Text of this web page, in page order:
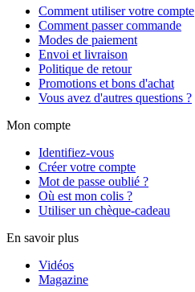
Comment utiliser votre compte
Comment passer commande
Modes de paiement
Envoi et livraison
Politique de retour
Promotions et bons d'achat
Vous avez d'autres questions ?
Mon compte
Identifiez-vous
Créer votre compte
Mot de passe oublié ?
Où est mon colis ?
Utiliser un chèque-cadeau
En savoir plus
Vidéos
Magazine